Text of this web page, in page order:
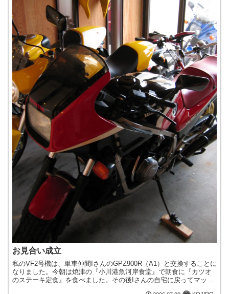
お見合い成立
私のVF2号機は、単車仲間IさんのGPZ900R（A1）と交換することに
なりました。今朝は焼津の『小川港魚河岸食堂』で朝食に『カツオ
のステーキ定食』を食べました。その後Iさんの自宅に戻ってマッタ